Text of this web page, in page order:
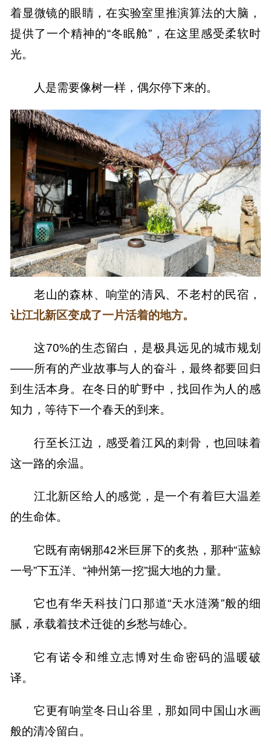
着显微镜的眼睛，在实验室里推演算法的大脑，
提供了一个精神的“冬眠舱”，在这里感受柔软时
光。
人是需要像树一样，偶尔停下来的。
老山的森林、响堂的清风、不老村的民宿，
让江北新区变成了一片活着的地方。
这70%的生态留白，是极具远见的城市规划
——所有的产业故事与人的奋斗，最终都要回归
到生活本身。在冬日的旷野中，找回作为人的感
知力，等待下一个春天的到来。
行至长江边，感受着江风的刺骨，也回味着
这一路的余温。
江北新区给人的感觉，是一个有着巨大温差
的生命体。
它既有南钢那42米巨屏下的炙热，那种“蓝鲸
一号”下五洋、“神州第一挖”掘大地的力量。
它也有华天科技门口那道“天水涟漪”般的细
腻，承载着技术迁徙的乡愁与雄心。
它有诺令和维立志博对生命密码的温暖破
译。
它更有响堂冬日山谷里，那如同中国山水画
般的清冷留白。